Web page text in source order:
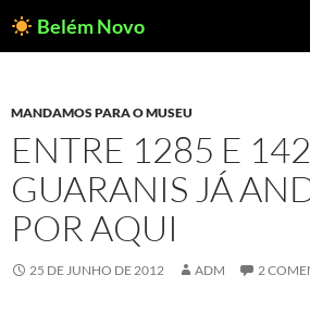
Belém Novo
Pesquisar
CONTEÚDO
MANDAMOS PARA O MUSEU
ENTRE 1285 E
GUARANIS JÁ
POR AQUI
25 DE JUNHO DE 2012 ADM 2